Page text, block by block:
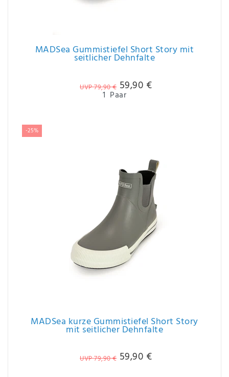
MADSea Gummistiefel Short Story mit
seitlicher Dehnfalte
UVP 79,90 € 59,90 €
1 Paar
-25%
MADSea kurze Gummistiefel Short Story
mit seitlicher Dehnfalte
UVP 79,90 € 59,90 €